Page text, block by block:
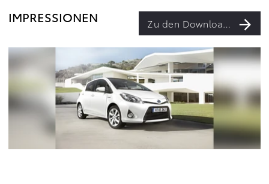
IMPRESSIONEN Zu den Downloads